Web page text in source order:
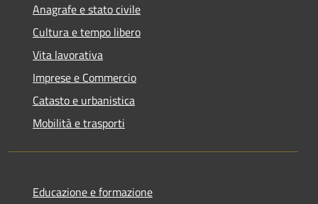
Anagrafe e stato civile
Cultura e tempo libero
Vita lavorativa
Imprese e Commercio
Catasto e urbanistica
Mobilità e trasporti
Educazione e formazione